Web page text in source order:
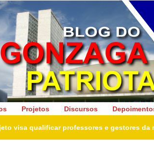
Projetos Discursos
visa qualificar professores e gestores da